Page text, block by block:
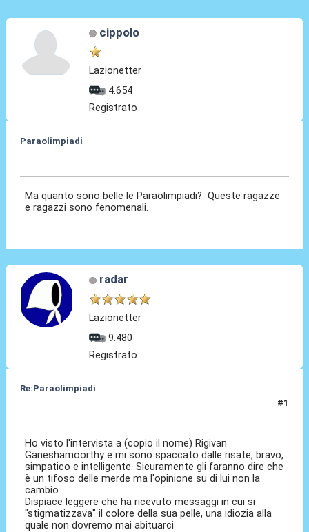
cippolo
Lazionetter
4.654
Registrato
Paraolimpiadi
Ma quanto sono belle le Paraolimpiadi? Queste ragazze
e ragazzi sono fenomenali.
radar
Lazionetter
9.480
Registrato
Re:Paraolimpiadi
#1
Ho visto l'intervista a (copio il nome) Rigivan
Ganeshamoorthy e mi sono spaccato dalle risate, bravo,
simpatico e intelligente. Sicuramente gli faranno dire che
è un tifoso delle merde ma l'opinione su di lui non la
cambio.
Dispiace leggere che ha ricevuto messaggi in cui si
"stigmatizzava" il colore della sua pelle, una idiozia alla
quale non dovremo mai abituarci